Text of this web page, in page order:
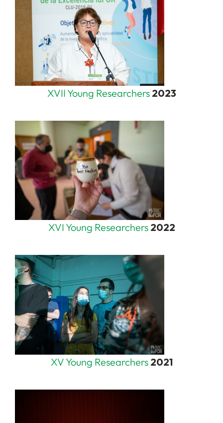
XVII Young Researchers 2023
XVI Young Researchers 2022
XV Young Researchers 2021